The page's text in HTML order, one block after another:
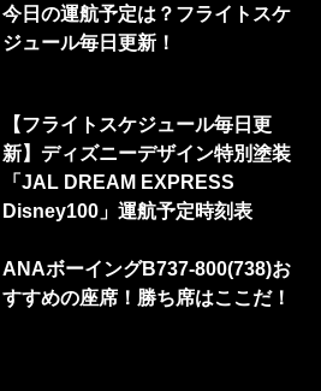
今日の運航予定は？フライトスケ
ジュール毎日更新！
【フライトスケジュール毎日更
新】ディズニーデザイン特別塗装
「JAL DREAM EXPRESS
Disney100」運航予定時刻表
ANAボーイングB737-800(738)お
すすめの座席！勝ち席はここだ！